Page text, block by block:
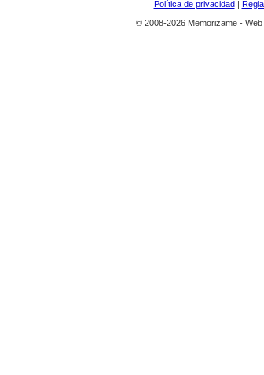
Política de privacidad|
© 2008-2026 Memorizame -